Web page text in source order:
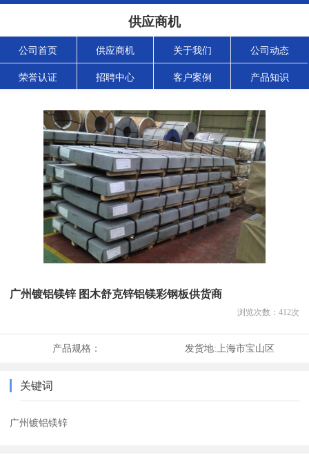
供应商机
公司首页 供应商机 关于我们 公司动态
荣誉认证 招聘中心 客户案例 产品知识
广州镀铝镁锌 图木舒克锌铝镁彩钢板供货商
浏览次数： 412次
产品规格： 发货地: 上海市宝山区
关键词
广州镀铝镁锌